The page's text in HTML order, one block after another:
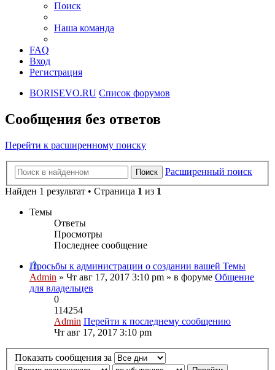
Поиск
Наша команда
FAQ
Вход
Регистрация
BORISEVO.RU Список форумов
Сообщения без ответов
Перейти к расширенному поиску
Поиск
Расширенный поиск
Найден 1 результат • Страница 1 из 1
Темы
Ответы
Просмотры
Последнее сообщение
Просьбы к администрации о создании вашей Темы
Admin » Чт авг 17, 2017 3:10 pm » в форуме Общение
для владельцев
0
114254
Admin Перейти к последнему сообщению
Чт авг 17, 2017 3:10 pm
Показать сообщения за